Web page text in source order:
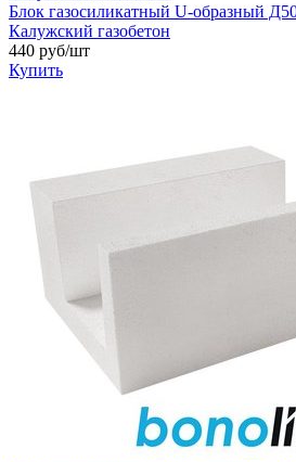
Блок газосиликатный U-образный
Калужский газобетон
440 руб/шт
Купить